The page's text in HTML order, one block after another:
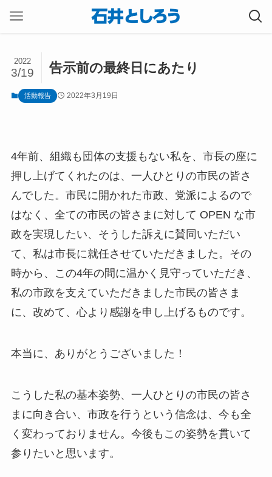
告示前の最終日にあたり
2022
3/19
活動報告 2022年3月19日
4年前、組織も団体の支援もない私を、市長の座に
押し上げてくれたのは、一人ひとりの市民の皆さ
んでした。市民に開かれた市政、党派によるので
はなく、全ての市民の皆さまに対して OPEN な市
政を実現したい、そうした訴えに賛同いただい
て、私は市長に就任させていただきました。その
時から、この4年の間に温かく見守っていただき、
私の市政を支えていただきました市民の皆さま
に、改めて、心より感謝を申し上げるものです。
本当に、ありがとうございました！
こうした私の基本姿勢、一人ひとりの市民の皆さ
まに向き合い、市政を行うという信念は、今も全
く変わっておりません。今後もこの姿勢を貫いて
参りたいと思います。